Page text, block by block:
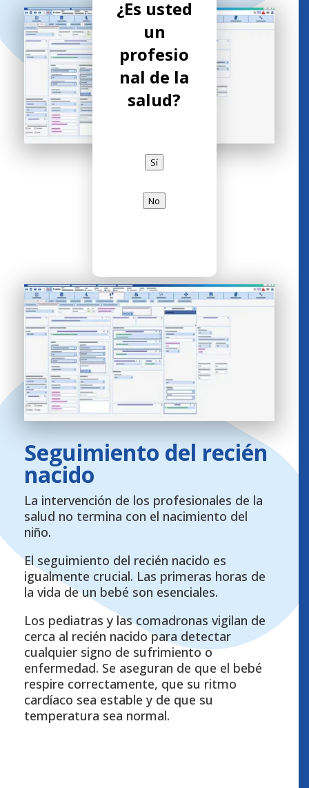
Seguimiento del recién
nacido
La intervención de los profesionales de la
salud no termina con el nacimiento del
niño.
El seguimiento del recién nacido es
igualmente crucial. Las primeras horas de
la vida de un bebé son esenciales.
Los pediatras y las comadronas vigilan de
cerca al recién nacido para detectar
cualquier signo de sufrimiento o
enfermedad. Se aseguran de que el bebé
respire correctamente, que su ritmo
cardíaco sea estable y de que su
temperatura sea normal.
¿Es usted
un
profesio
nal de la
salud?
Sí
No